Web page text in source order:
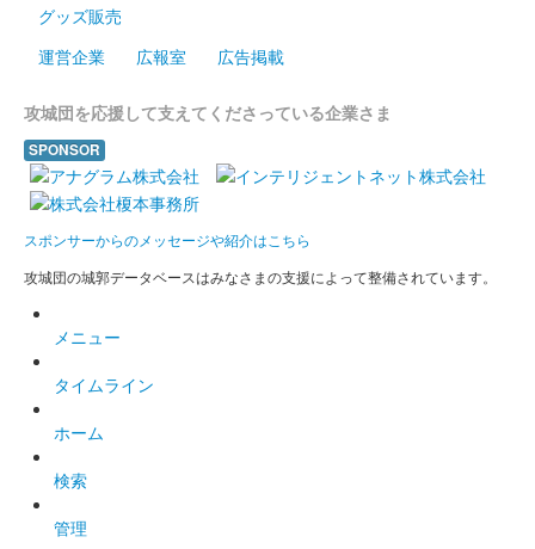
グッズ販売
運営企業
広報室 広告掲載
攻城団を応援して支えてくださっている企業さま
SPONSOR
スポンサーからのメッセージや紹介はこちら
攻城団の城郭データベースはみなさまの支援によって整備されています。
メニュー
タイムライン
ホーム
検索
管理